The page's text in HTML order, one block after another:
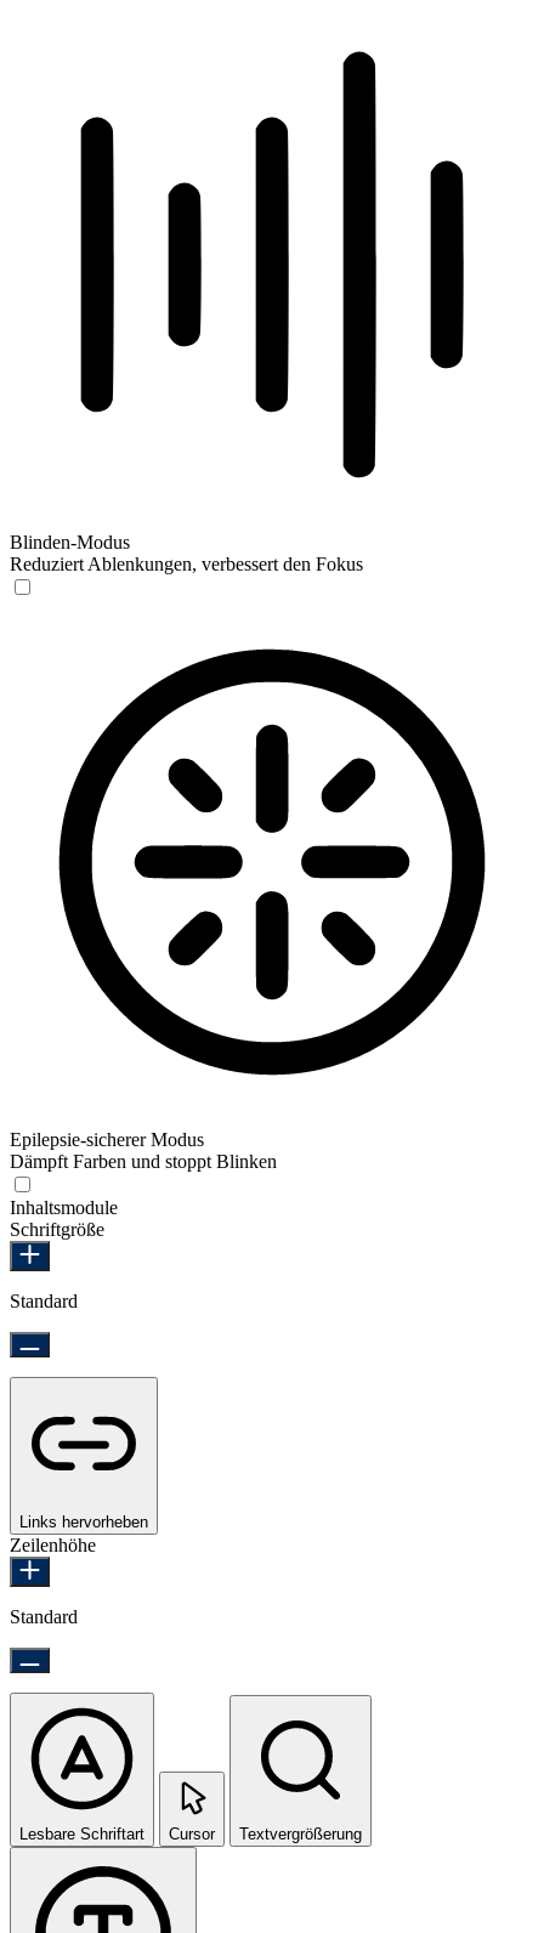
Blinden-Modus
Reduziert Ablenkungen, verbessert den Fokus
Epilepsie-sicherer Modus
Dämpft Farben und stoppt Blinken
Inhaltsmodule
Schriftgröße
Standard
Links hervorheben
Zeilenhöhe
Standard
Lesbare Schriftart Cursor Textvergrößerung